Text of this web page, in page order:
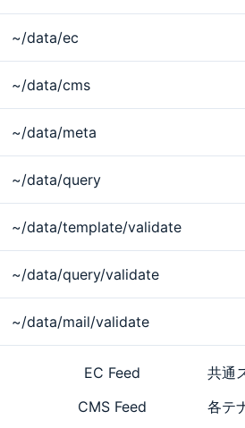
~/data/ec
~/data/cms
~/data/meta
~/data/query
~/data/template/validate
~/data/query/validate
~/data/mail/validate
EC Feed
共通
CMS Feed
各テ